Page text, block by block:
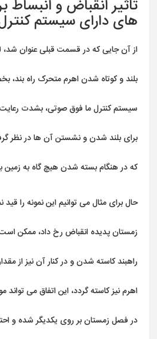
تاثیر انقباض و انبساط
های دارای سیستم
از آن جایی که در قسمت قبلی عنوان شد،
بلند و کوتاه شدن اهرم متحرک راه بند،
سیستم کنترل ما فوق صوتی، بشدت رعایت
برای بلند شدن و نشستن آن ها در نظر
که در هنگام بسته شدن هیچ گاه به زمین
حال برای مثال می توانیم این نمونه را
زمستان پدیده انقباض رخ داد، ممکن است
راهبند کاسته شدن و در کنار آن نیز از
اهرم نیز کاسته گردد، این اتفاق می
در فصل زمستان بر روی یکدیگر شده و